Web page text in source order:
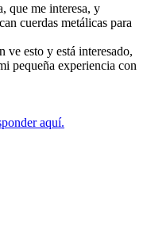
que me interesa, y
cuerdas metálicas para
ve esto y está interesado,
pequeña experiencia con
aquí.